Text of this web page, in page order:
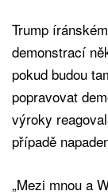
Trump
demonstrací
pokud budou
popravovat
výroky
případě
„Mezi mnou a